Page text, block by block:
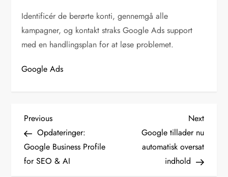
Identificér de berørte konti, gennemgå alle
kampagner, og kontakt straks Google Ads support
med en handlingsplan for at løse problemet.
Google Ads
I
n
d
l
Previous
Post
Previous
Opdateringer:
Google Business Profile
for SEO & AI
Next
Post
Next
Google tillader nu
automatisk oversat
indhold